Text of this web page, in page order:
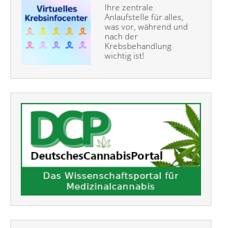
Ihre zentrale
Anlaufstelle für alles,
was vor, während und
nach der
Krebsbehandlung
wichtig ist!